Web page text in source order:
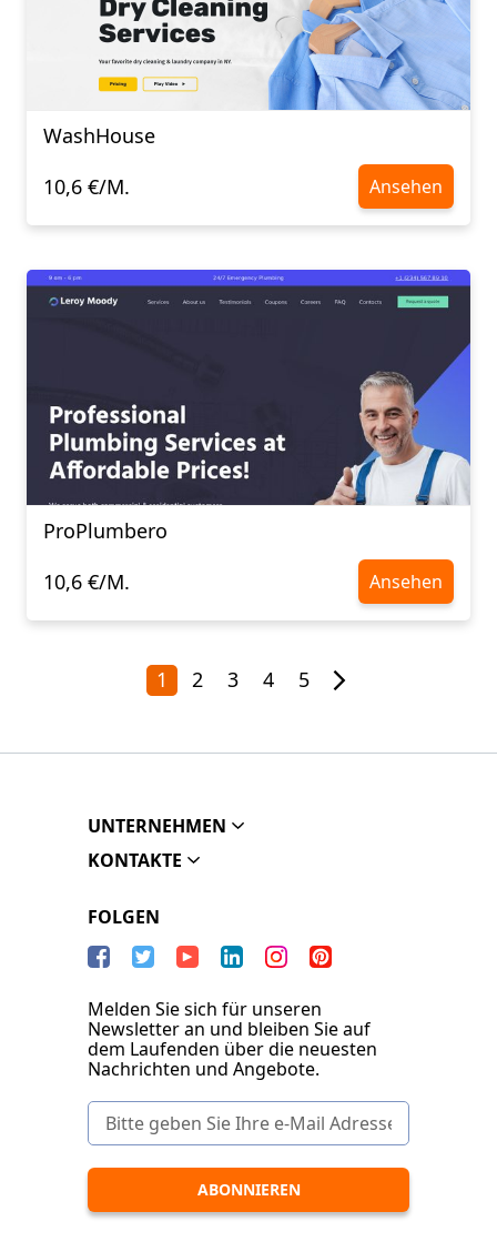
WashHouse
10,6 €/M.
Ansehen
ProPlumbero
10,6 €/M.
Ansehen
1 2 3 4 5
UNTERNEHMEN
KONTAKTE
FOLGEN
Melden Sie sich für unseren
Newsletter an und bleiben Sie auf
dem Laufenden über die neuesten
Nachrichten und Angebote.